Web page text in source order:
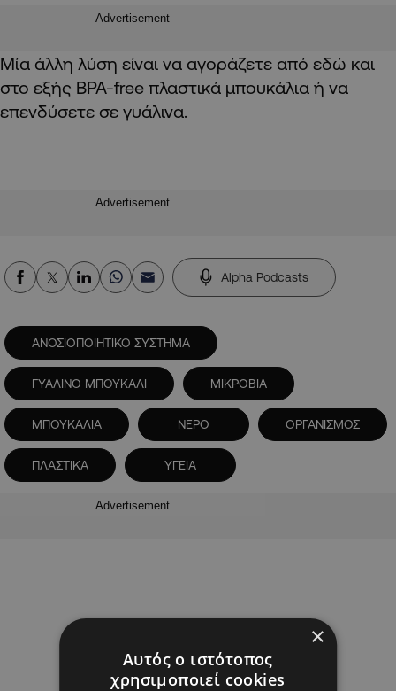
Advertisement
Μία άλλη λύση είναι να αγοράζετε από εδώ και
στο εξής BPA-free πλαστικά μπουκάλια ή να
επενδύσετε σε γυάλινα.
Advertisement
Alpha Podcasts
ΑΝΟΣΙΟΠΟΙΗΤΙΚΟ ΣΥΣΤΗΜΑ
ΓΥΑΛΙΝΟ ΜΠΟΥΚΑΛΙ ΜΙΚΡΟΒΙΑ
ΜΠΟΥΚΑΛΙΑ ΝΕΡΟ ΟΡΓΑΝΙΣΜΟΣ
ΠΛΑΣΤΙΚΑ ΥΓΕΙΑ
Advertisement
×
Αυτός ο ιστότοπος
χρησιμοποιεί cookies